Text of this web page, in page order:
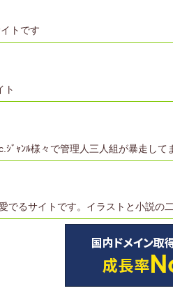
トです
ト
ｼﾞｬﾝﾙ様々で管理人三人組が暴走し
でるサイトです。イラストと小説の